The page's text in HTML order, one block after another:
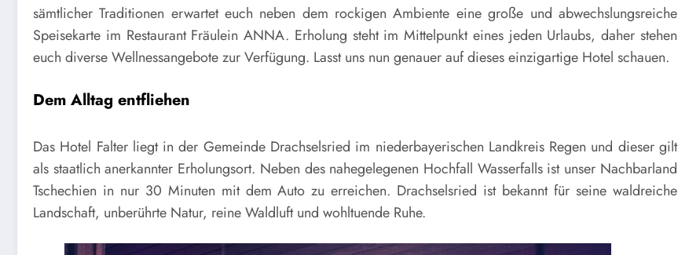
sämtlicher Traditionen erwartet euch neben dem rockigen Ambiente eine große und abwechslungsreiche
Speisekarte im Restaurant Fräulein ANNA. Erholung steht im Mittelpunkt eines jeden Urlaubs, daher stehen
euch diverse Wellnessangebote zur Verfügung. Lasst uns nun genauer auf dieses einzigartige Hotel schauen.
Dem Alltag entfliehen
Das Hotel Falter liegt in der Gemeinde Drachselsried im niederbayerischen Landkreis Regen und dieser gilt
als staatlich anerkannter Erholungsort. Neben des nahegelegenen Hochfall Wasserfalls ist unser Nachbarland
Tschechien in nur 30 Minuten mit dem Auto zu erreichen. Drachselsried ist bekannt für seine waldreiche
Landschaft, unberührte Natur, reine Waldluft und wohltuende Ruhe.